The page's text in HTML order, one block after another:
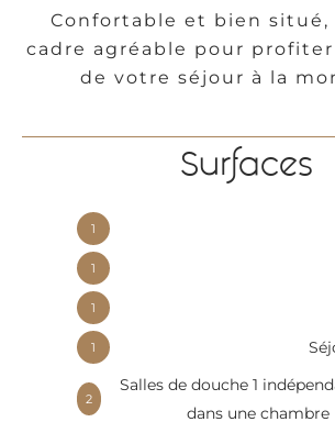
Confortable et bien situé,
cadre agréable pour
de votre séjour à la
Surfaces
1
1
1
1
2
Salles de douche 1
dans une chambre